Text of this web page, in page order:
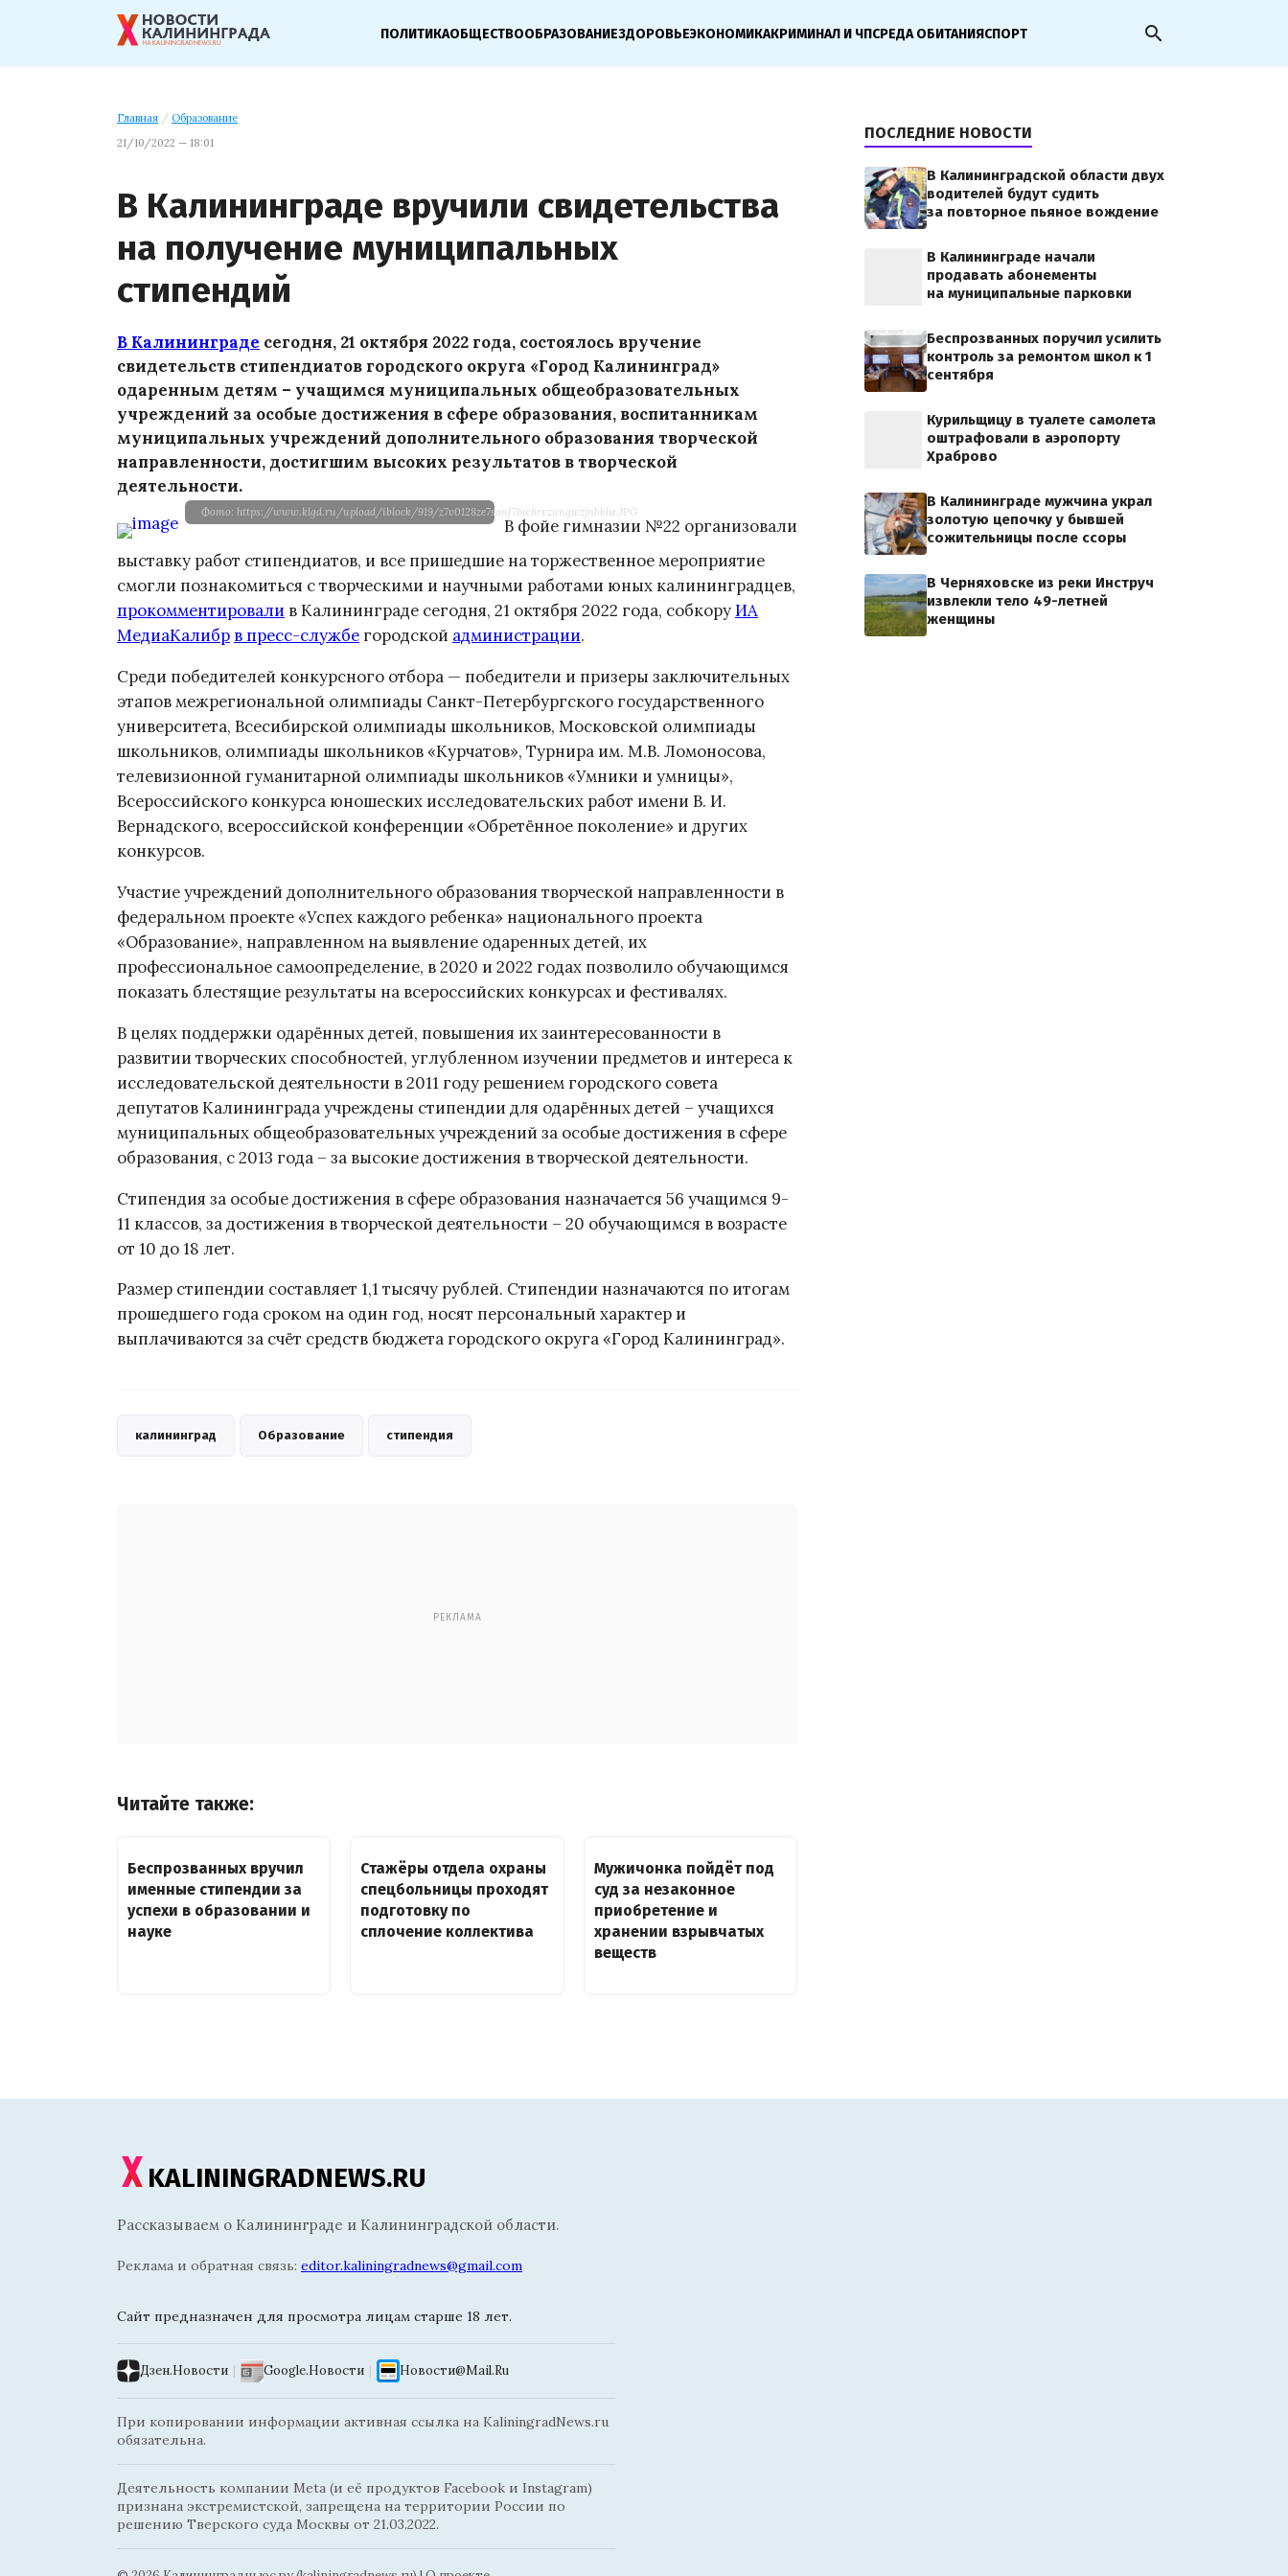
ПОЛИТИКАОБЩЕСТВООБРАЗОВАНИЕЗДОРОВЬЕЭКОНОМИКАКРИМИНАЛ И ЧПСРЕДА ОБИТАНИЯСПОРТ search
Главная / Образование
21/10/2022 — 18:01
В Калининграде вручили свидетельства
на получение муниципальных
стипендий
В Калининграде сегодня, 21 октября 2022 года, состоялось вручение
свидетельств стипендиатов городского округа «Город Калининград»
одаренным детям – учащимся муниципальных общеобразовательных
учреждений за особые достижения в сфере образования, воспитанникам
муниципальных учреждений дополнительного образования творческой
направленности, достигшим высоких результатов в творческой
деятельности.
Фото: https://www.klgd.ru/upload/iblock/919/z7v0128ze7sanf76w8rvzungwzjnbkhe.JPG
В фойе гимназии №22 организовали
выставку работ стипендиатов, и все пришедшие на торжественное мероприятие
смогли познакомиться с творческими и научными работами юных калининградцев,
прокомментировали в Калининграде сегодня, 21 октября 2022 года, собкоруИА
МедиаКалибр в пресс-службе городской администрации.
Среди победителей конкурсного отбора — победители и призеры заключительных
этапов межрегиональной олимпиады Санкт-Петербургского государственного
университета, Всесибирской олимпиады школьников, Московской олимпиады
школьников, олимпиады школьников «Курчатов», Турнира им. М.В. Ломоносова,
телевизионной гуманитарной олимпиады школьников «Умники и умницы»,
Всероссийского конкурса юношеских исследовательских работ имени В. И.
Вернадского, всероссийской конференции «Обретённое поколение» и других
конкурсов.
Участие учреждений дополнительного образования творческой направленности в
федеральном проекте «Успех каждого ребенка» национального проекта
«Образование», направленном на выявление одаренных детей, их
профессиональное самоопределение, в 2020 и 2022 годах позволило обучающимся
показать блестящие результаты на всероссийских конкурсах и фестивалях.
В целях поддержки одарённых детей, повышения их заинтересованности в
развитии творческих способностей, углубленном изучении предметов и интереса к
исследовательской деятельности в 2011 году решением городского совета
депутатов Калининграда учреждены стипендии для одарённых детей – учащихся
муниципальных общеобразовательных учреждений за особые достижения в сфере
образования, с 2013 года – за высокие достижения в творческой деятельности.
Стипендия за особые достижения в сфере образования назначается 56 учащимся 9-
11 классов, за достижения в творческой деятельности – 20 обучающимся в возрасте
от 10 до 18 лет.
Размер стипендии составляет 1,1 тысячу рублей. Стипендии назначаются по итогам
прошедшего года сроком на один год, носят персональный характер и
выплачиваются за счёт средств бюджета городского округа «Город Калининград».
калининград Образование стипендия
РЕКЛАМА
Читайте также:
Беспрозванных вручил
именные стипендии за
успехи в образовании и
науке
Стажёры отдела охраны
спецбольницы проходят
подготовку по
сплочение коллектива
Мужичонка пойдёт под
суд за незаконное
приобретение и
хранении взрывчатых
веществ
ПОСЛЕДНИЕ НОВОСТИ
В Калининградской области двух
водителей будут судить
за повторное пьяное вождение
В Калининграде начали
продавать абонементы
на муниципальные парковки
Беспрозванных поручил усилить
контроль за ремонтом школ к 1
сентября
Курильщицу в туалете самолета
оштрафовали в аэропорту
Храброво
В Калининграде мужчина украл
золотую цепочку у бывшей
сожительницы после ссоры
В Черняховске из реки Инструч
извлекли тело 49-летней
женщины
KALININGRADNEWS.RU
Рассказываем о Калининграде и Калининградской области.
Реклама и обратная связь: editor.kaliningradnews@gmail.com
Сайт предназначен для просмотра лицам старше 18 лет.
Дзен.Новости | Google.Новости | Новости@Mail.Ru
При копировании информации активная ссылка на KaliningradNews.ru
обязательна.
Деятельность компании Meta (и её продуктов Facebook и Instagram)
признана экстремистской, запрещена на территории России по
решению Тверского суда Москвы от 21.03.2022.